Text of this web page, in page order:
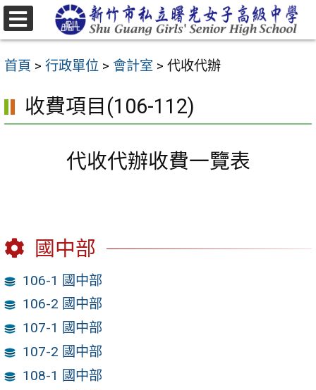
跳
至
要
容
首頁 > 行政單位 > 會計室 > 代收代辦
收費項目(106-112)
代收代辦收費一覽表
國中部
106-1 國中部
106-2 國中部
107-1 國中部
107-2 國中部
108-1 國中部
選
單